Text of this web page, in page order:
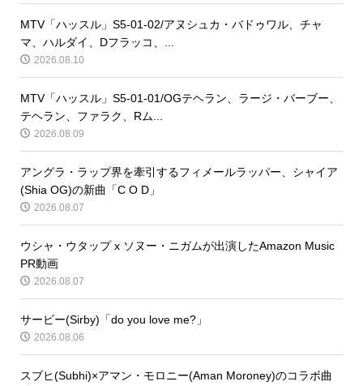
MTV「ハッスル」S5-01-02/アヌシュカ・バドゥワル、チャ
マ、ハルダイ、Dフラッコ、...
2026.08.10
MTV「ハッスル」S5-01-01/OGテヘラン、ラージ・バーブー、
テヘラン、ファラク、Rム...
2026.08.09
アングラ・ラップ界を牽引するフィメールラッパー、シャイア
(Shia OG)の新曲「C O D」
2026.08.07
ウシャ・ウタップ x ソヌー・ニガムが出演したAmazon Music
PR動画
2026.08.07
サービー(Sirby)「do you love me?」
2026.08.06
スブヒ(Subhi)×アマン・モロニー(Aman Moroney)のコラボ曲